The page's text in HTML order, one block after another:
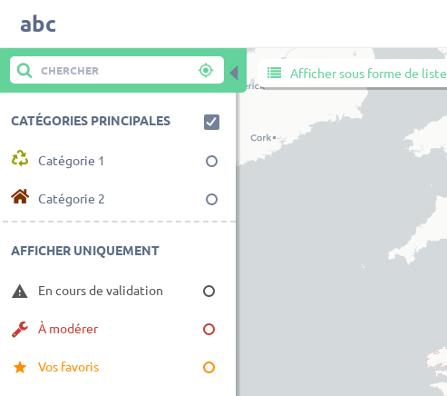
abc
◀
CATÉGORIES PRINCIPALES
Catégorie 1
Catégorie 2
AFFICHER UNIQUEMENT
En cours de validation
À modérer
Vos favoris
Afficher sous forme de liste